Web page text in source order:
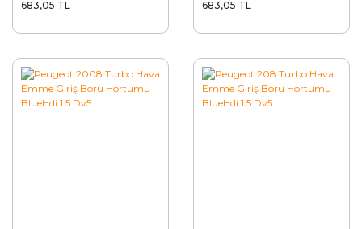
683,05 TL 683,05 TL